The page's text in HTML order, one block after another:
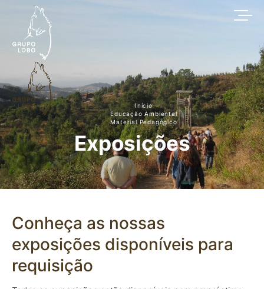
Início
Educação Ambiental
Material Pedagógico
Exposições
Conheça as nossas
exposições disponíveis para
requisição